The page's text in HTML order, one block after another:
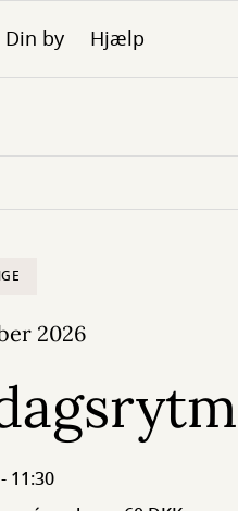
Din by Hjælp
2026
11:30